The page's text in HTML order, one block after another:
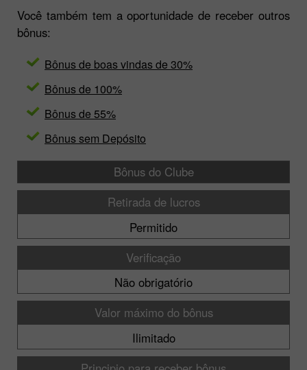
Você também tem a oportunidade de receber outros
bônus:
Bônus de boas vindas de 30%
Bônus de 100%
Bônus de 55%
Bônus sem Depósito
Bônus do Clube
Retirada de lucros
Permitido
Verificação
Não obrigatório
Valor máximo do bônus
Ilimitado